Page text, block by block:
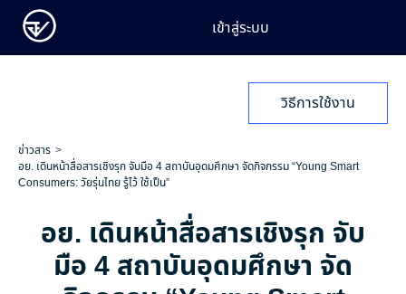
เข้าสู่ระบบ
วิธีการใช้งาน
ข่าวสาร
อย. เดินหน้าสื่อสารเชิงรุก จับมือ 4 สถาบันอุดมศึกษา จัดกิจกรรม “Young Smart
Consumers: วัยรุ่นไทย รู้ไว้ ใช้เป็น”
อย. เดินหน้าสื่อสารเชิงรุก จับ
มือ 4 สถาบันอุดมศึกษา จัด